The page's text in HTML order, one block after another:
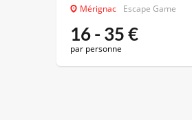
Mérignac Escape Game
16 - 35€
par personne